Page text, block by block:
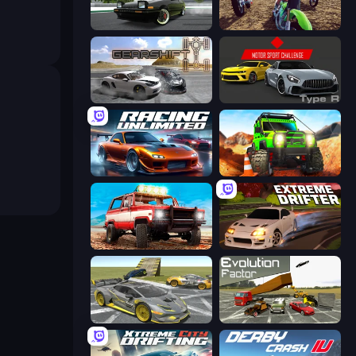
Drift Hunters MotoCross Riders
Gearshift One Motor Sport Challenge Type R
Racing Unlimited Offroad Life 3D
Offroad Masters Challenge Extreme Drifter
Wrong Way Evolution Factor